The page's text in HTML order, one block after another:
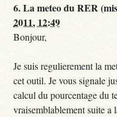
6.La meteo du RER
2011, 12:49
Bonjour,
Je suis regulierement la
cet outil. Je vous signale
calcul du pourcentage du
vraisemblablement suite a